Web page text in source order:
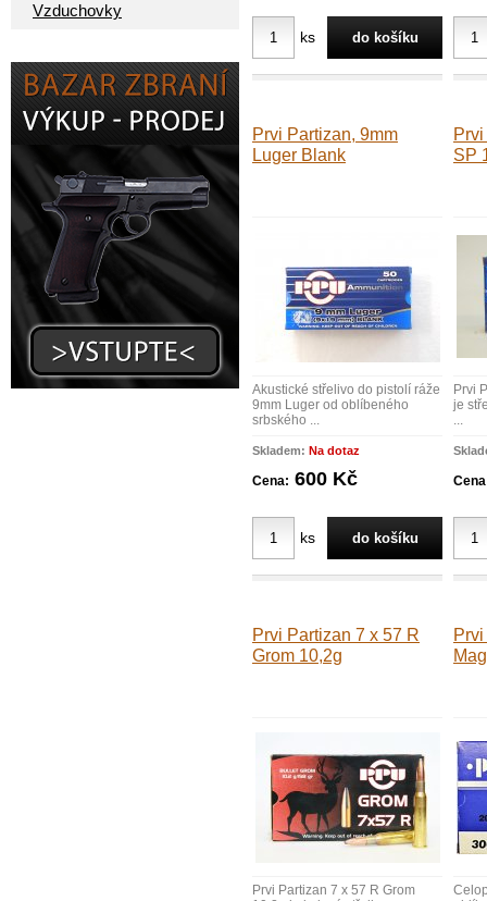
Vzduchovky
ks
Prvi Partizan, 9mm
Luger Blank
Akustické střelivo do pistolí ráže
9mm Luger od oblíbeného
srbského ...
Skladem: Na dotaz
Cena: 600 Kč
ks
SP
Prvi
je
...
Prvi Partizan 7 x 57 R
Grom 10,2g
Prvi Partizan 7 x 57 R Grom